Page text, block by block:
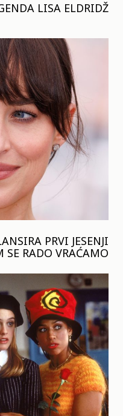
LISA ELDRIDŽ
PRVI JESENJI
SE RADO VRAĆAMO